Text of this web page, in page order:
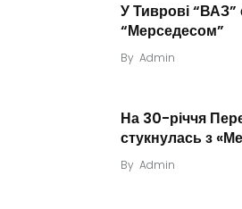
У Тиврові “ВАЗ”
“Мерседесом”
By Admin
На 30-річчя
стукнулась з
By Admin